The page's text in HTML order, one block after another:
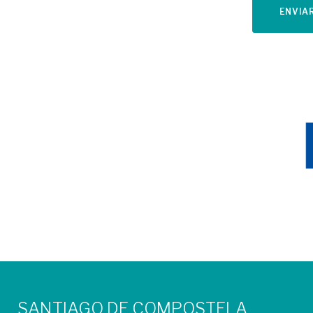
SANTIAGO DE COMPOSTELA